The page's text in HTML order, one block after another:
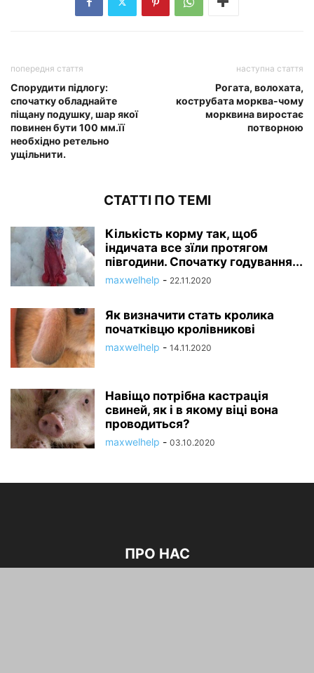
попередня стаття
Спорудити підлогу:
спочатку обладнайте
піщану подушку, шар якої
повинен бути 100 мм.її
необхідно ретельно
ущільнити.
наступна стаття
Рогата, волохата,
кострубата морква-чому
морквина виростає
потворною
СТАТТІ ПО ТЕМІ
Кількість корму так, щоб
індичата все зїли протягом
півгодини. Спочатку годування...
maxwelhelp - 22.11.2020
Як визначити стать кролика
початківцю кролівникові
maxwelhelp - 14.11.2020
Навіщо потрібна кастрація
свиней, як і в якому віці вона
проводиться?
maxwelhelp - 03.10.2020
ПРО НАС